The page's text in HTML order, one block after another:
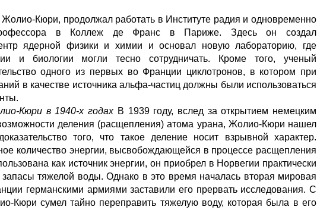
Кюри, продолжал работать в Институте радия и одновременно
в Коллеж де Франс в Париже. Здесь он создал
ядерной физики и химии и основал новую лабораторию, где
и биологии могли тесно сотрудничать. Кроме того, ученый
одного из первых во Франции циклотронов, в котором при
в качестве источника альфа-частиц должны были использоваться
Кюри в 1940-х годахВ 1939 году, вслед за открытием немецким
деления (расщепления) атома урана, Жолио-Кюри нашел
того, что такое деление носит взрывной характер.
количество энергии, высвобождающейся в процессе расщепления
как источник энергии, он приобрел в Норвегии практически
тяжелой воды. Однако в это время началась вторая мировая
германскими армиями заставили его прервать исследования. С
Кюри сумел тайно переправить тяжелую воду, которая была в его